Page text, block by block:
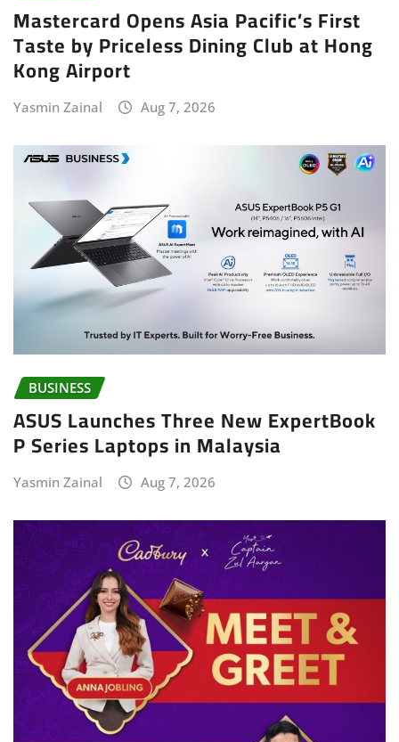
Mastercard Opens Asia Pacific’s First
Taste by Priceless Dining Club at Hong
Kong Airport
Yasmin Zainal Aug 7, 2026
BUSINESS
ASUS Launches Three New ExpertBook
P Series Laptops in Malaysia
Yasmin Zainal Aug 7, 2026